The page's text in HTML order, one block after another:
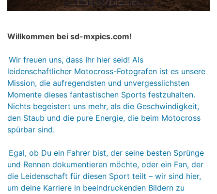
Willkommen bei sd-mxpics.com!
Wir freuen uns, dass Ihr hier seid! Als
leidenschaftlicher Motocross-Fotografen ist es unsere
Mission, die aufregendsten und unvergesslichsten
Momente dieses fantastischen Sports festzuhalten.
Nichts begeistert uns mehr, als die Geschwindigkeit,
den Staub und die pure Energie, die beim Motocross
spürbar sind.
Egal, ob Du ein Fahrer bist, der seine besten Sprünge
und Rennen dokumentieren möchte, oder ein Fan, der
die Leidenschaft für diesen Sport teilt – wir sind hier,
um deine Karriere in beeindruckenden Bildern zu